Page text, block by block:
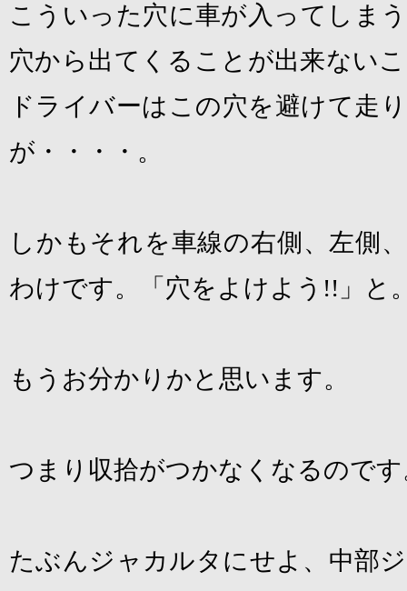
こういった穴に車が入ってしま
穴から出てくることが出来ない
ドライバーはこの穴を避けて走
が・・・・。
しかもそれを車線の右側、左側
わけです。「穴をよけよう !! 」と
もうお分かりかと思います。
つまり収拾がつかなくなるので
たぶんジャカルタにせよ、中部